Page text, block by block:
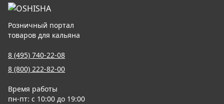
Розничный портал
товаров для кальяна
8 (495) 740-22-08
8 (800) 222-82-00
Время работы
пн-пт: с 10:00 до 19:00